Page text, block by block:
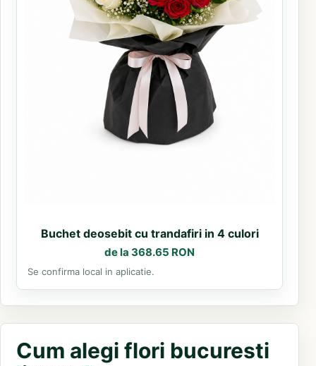
Buchet deosebit cu trandafiri in 4 culori
de la 368.65 RON
Se confirma local in aplicatie.
Cum alegi flori bucuresti